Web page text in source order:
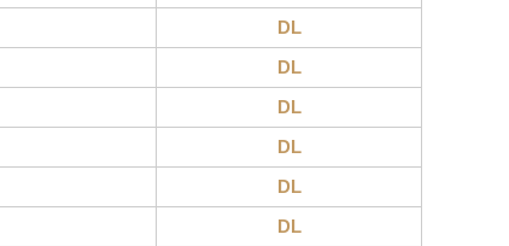
DL
DL
DL
DL
DL
DL